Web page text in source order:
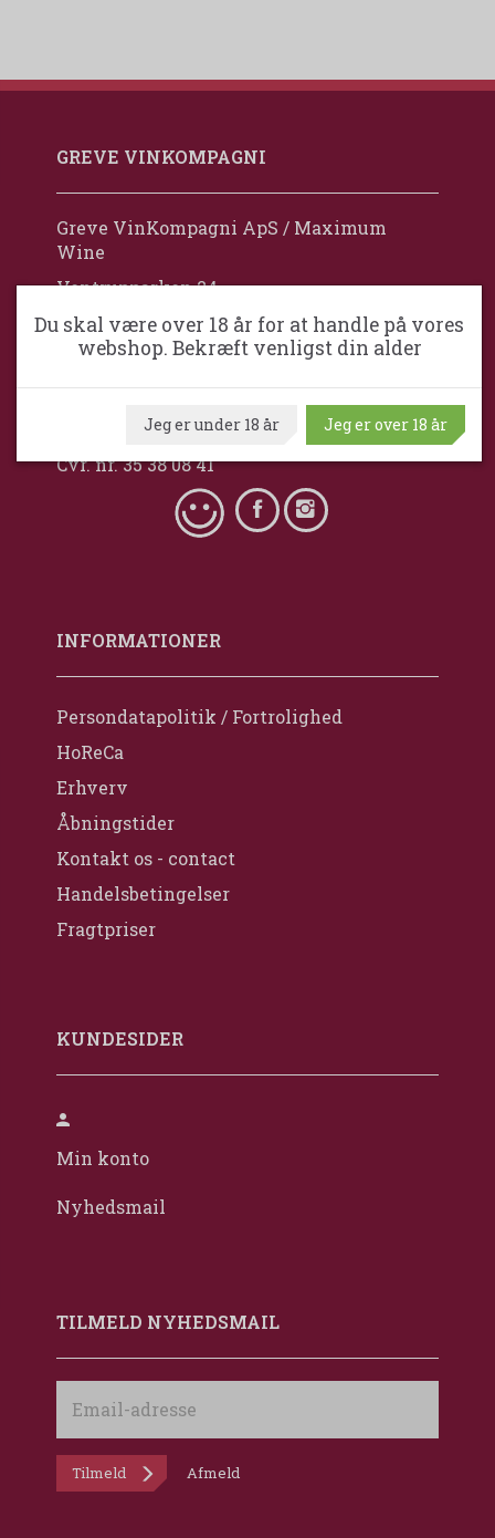
GREVE VINKOMPAGNI
Greve VinKompagni ApS / Maximum
Wine
Ventrupparken 24
DK-2670 Greve
Danmark
+45 24 92 77 88
mail@grevevinkompagni.dk
Cvr. nr. 35 38 08 41
INFORMATIONER
Persondatapolitik / Fortrolighed
HoReCa
Erhverv
Åbningstider
Kontakt os - contact
Handelsbetingelser
Fragtpriser
KUNDESIDER
Min konto
Nyhedsmail
TILMELD NYHEDSMAIL
adresse
Tilmeld Afmeld
Du skal være over 18 år for at handle på vores
webshop. Bekræft venligst din alder
Jeg er under 18 år Jeg er over 18 år